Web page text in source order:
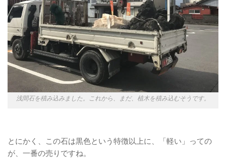
浅間石を積み込みました。これから、まだ、植木を積み込むそうです。
とにかく、この石は黒色という特徴以上に、「軽い」っての
が、一番の売りですね。